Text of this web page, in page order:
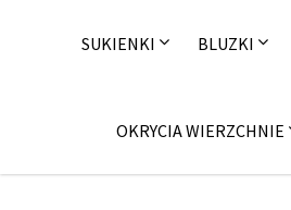
SUKIENKI BLUZKI
OKRYCIA WIERZCHNIE